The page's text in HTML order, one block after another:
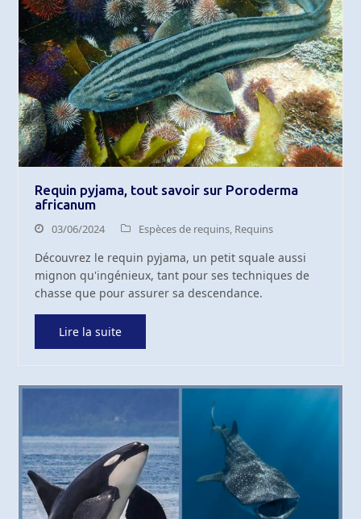
Requin pyjama, tout savoir sur Poroderma
africanum
03/06/2024 Espèces de requins, Requins
Découvrez le requin pyjama, un petit squale aussi
mignon qu'ingénieux, tant pour ses techniques de
chasse que pour assurer sa descendance.
Lire la suite